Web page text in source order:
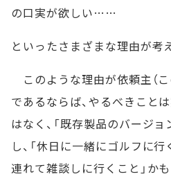
の口実が欲しい……
といったさまざまな理由が考
このような理由が依頼主（こ
であるならば、やるべきこと
はなく、「既存製品のバージ
し、「休日に一緒にゴルフに行
連れて雑談しに行くこと」か